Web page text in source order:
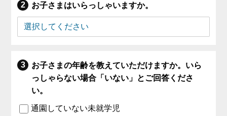
お子さまはいらっしゃいますか。
お子さまの年齢を教えていただけますか。いら
っしゃらない場合「いない」とご回答くださ
い。
通園していない未就学児